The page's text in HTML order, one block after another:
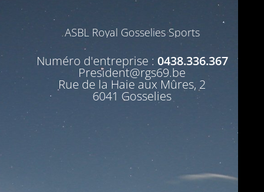
ASBL Royal Gosselies Sports
Numéro d'entreprise : 0438.336.367
President@rgs69.be
Rue de la Haie aux Mûres, 2
6041 Gosselies